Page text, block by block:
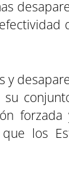
y
forzada
los